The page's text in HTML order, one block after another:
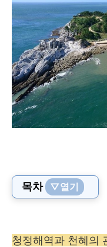
목차 ▽열기
청정해역과 천혜의